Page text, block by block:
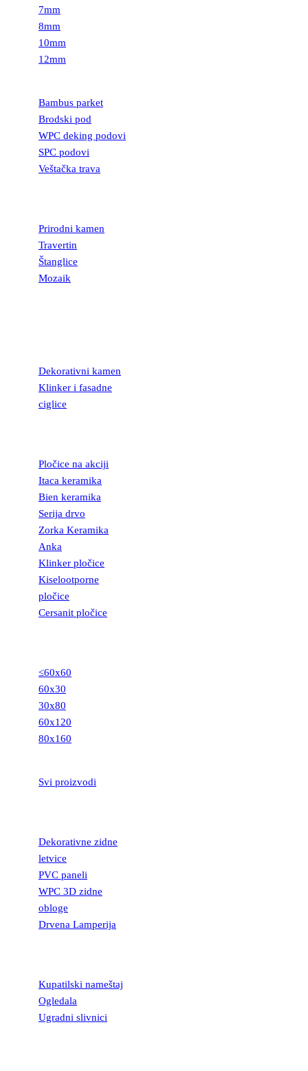
7mm
8mm
10mm
12mm
Bambus parket
Brodski pod
WPC deking podovi
SPC podovi
Veštačka trava
Prirodni kamen
Travertin
Štanglice
Mozaik
Dekorativni kamen
Klinker i fasadne
ciglice
Pločice na akciji
Itaca keramika
Bien keramika
Serija drvo
Zorka Keramika
Anka
Klinker pločice
Kiselootporne
pločice
Cersanit pločice
≤60x60
60x30
30x80
60x120
80x160
Svi proizvodi
Dekorativne zidne
letvice
PVC paneli
WPC 3D zidne
obloge
Drvena Lamperija
Kupatilski nameštaj
Ogledala
Ugradni slivnici